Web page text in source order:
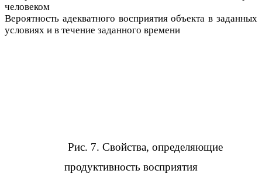
человеком
Вероятность адекватного восприятия объекта в заданных
условиях и в течение заданного времени
Рис. 7. Свойства, определяющие
продуктивность восприятия